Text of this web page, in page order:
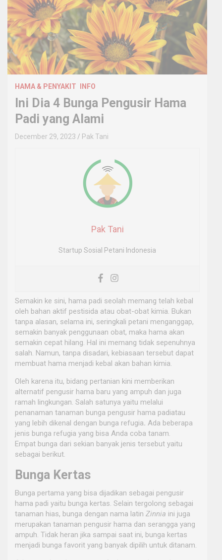
HAMA & PENYAKIT INFO
Ini Dia 4 Bunga Pengusir Hama
Padi yang Alami
December 29, 2023 Pak Tani
Pak Tani
Startup Sosial Petani Indonesia
Semakin ke sini, hama padi seolah memang telah kebal
oleh bahan aktif pestisida atau obat-obat kimia. Bukan
tanpa alasan, selama ini, seringkali petani menganggap,
semakin banyak penggunaan obat, maka hama akan
semakin cepat hilang. Hal ini memang tidak sepenuhnya
salah. Namun, tanpa disadari, kebiasaan tersebut dapat
membuat hama menjadi kebal akan bahan kimia.
Oleh karena itu, bidang pertanian kini memberikan
alternatif pengusir hama baru yang ampuh dan juga
ramah lingkungan. Salah satunya yaitu melalui
penanaman tanaman bunga pengusir hama padiatau
yang lebih dikenal dengan bunga refugia. Ada beberapa
jenis bunga refugia yang bisa Anda coba tanam.
Empat bunga dari sekian banyak jenis tersebut yaitu
sebagai berikut.
Bunga Kertas
Bunga pertama yang bisa dijadikan sebagai pengusir
hama padi yaitu bunga kertas. Selain tergolong sebagai
tanaman hias, bunga dengan nama latin Zinnia ini juga
merupakan tanaman pengusir hama dan serangga yang
ampuh. Tidak heran jika sampai saat ini, bunga kertas
menjadi bunga favorit yang banyak dipilih untuk ditanam.